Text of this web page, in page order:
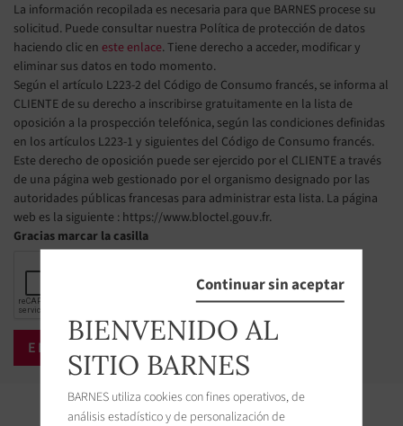
La información recopilada es necesaria para que BARNES procese su
solicitud. Puede consultar nuestra Política de protección de datos
haciendo clic en este enlace. Tiene derecho a acceder, modificar y
eliminar sus datos en todo momento.
Según el artículo L223-2 del Código de Consumo francés, se informa al
CLIENTE de su derecho a inscribirse gratuitamente en la lista de
oposición a la prospección telefónica, según las condiciones definidas
en los artículos L223-1 y siguientes del Código de Consumo francés.
Este derecho de oposición puede ser ejercido por el CLIENTE a través
de una página web gestionado por el organismo designado por las
autoridades públicas francesas para administrar esta lista. La página
web es la siguiente : https://www.bloctel.gouv.fr.
Gracias marcar la casilla
Propiedades cercanas
Continuar sin aceptar
BIENVENIDO AL
SITIO BARNES
BARNES utiliza cookies con fines operativos, de
análisis estadístico y de personalización de